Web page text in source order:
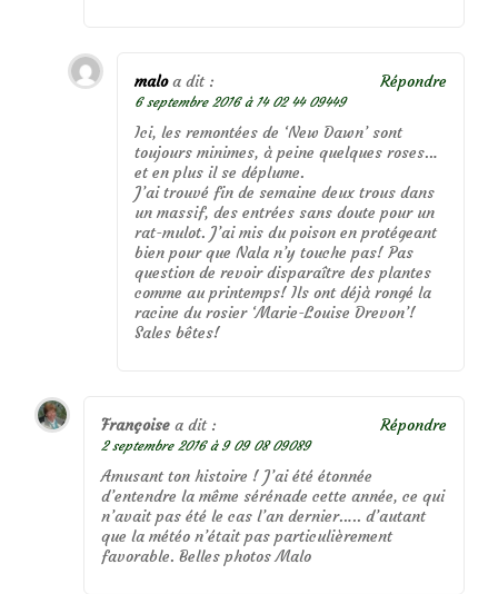
malo a dit :
6 septembre 2016 à 14 02 44 09449
Ici, les remontées de ‘New Dawn’ sont
toujours minimes, à peine quelques roses…
et en plus il se déplume.
J’ai trouvé fin de semaine deux trous dans
un massif, des entrées sans doute pour un
rat-mulot. J’ai mis du poison en protégeant
bien pour que Nala n’y touche pas! Pas
question de revoir disparaître des plantes
comme au printemps! Ils ont déjà rongé la
racine du rosier ‘Marie-Louise Drevon’!
Sales bêtes!
Répondre
Françoise a dit :
2 septembre 2016 à 9 09 08 09089
Amusant ton histoire ! J’ai été étonnée
d’entendre la même sérénade cette année, ce qui
n’avait pas été le cas l’an dernier….. d’autant
que la météo n’était pas particulièrement
favorable. Belles photos Malo
Répondre